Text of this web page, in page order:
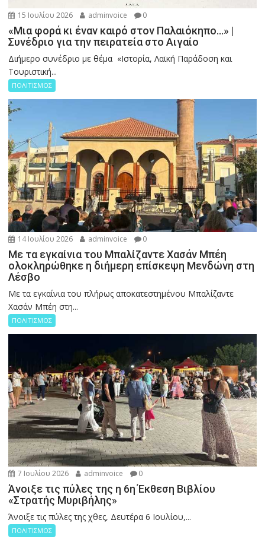
15 Ιουλίου 2026 adminvoice 0
«Μια φορά κι έναν καιρό στον Παλαιόκηπο…» |
Συνέδριο για την πειρατεία στο Αιγαίο
Διήμερο συνέδριο με θέμα «Ιστορία, Λαϊκή Παράδοση και
Τουριστική...
ΠΟΛΙΤΙΣΜΟΣ
14 Ιουλίου 2026 adminvoice 0
Με τα εγκαίνια του Μπαλίζαντε Χασάν Μπέη
ολοκληρώθηκε η διήμερη επίσκεψη Μενδώνη στη
Λέσβο
Με τα εγκαίνια του πλήρως αποκατεστημένου Μπαλίζαντε
Χασάν Μπέη στη...
ΠΟΛΙΤΙΣΜΟΣ
7 Ιουλίου 2026 adminvoice 0
Άνοιξε τις πύλες της η 6η Έκθεση Βιβλίου
«Στρατής Μυριβήλης»
Άνοιξε τις πύλες της χθες, Δευτέρα 6 Ιουλίου,...
ΠΟΛΙΤΙΣΜΟΣ